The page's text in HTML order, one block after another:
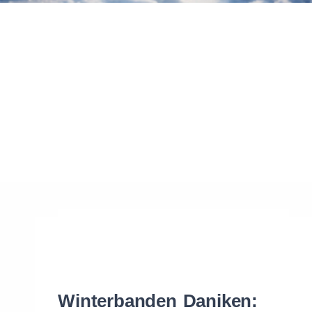
Winterbanden Daniken: